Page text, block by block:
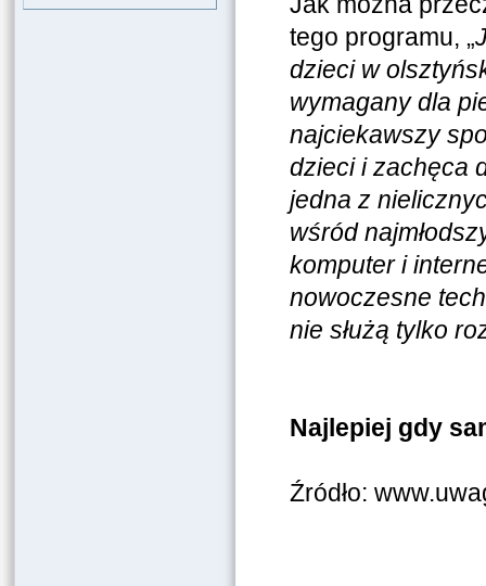
tego programu, „
dzieci w
wymagany dla
najciekawszy
dzieci i zachęca
jedna z
wśród
komputer i
nowoczesne
nie służą tylko
Najlepiej gdy
Źródło: